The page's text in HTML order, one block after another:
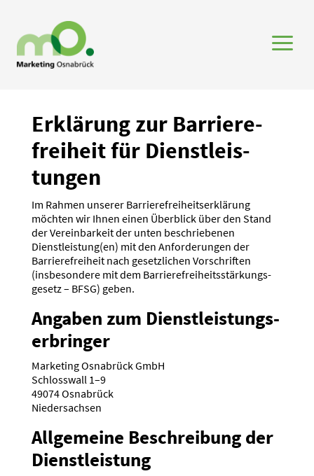
a
Erklärung zur Barrie­re­
freiheit für Dienst­leis­
tungen
Im Rahmen unserer Barrie­re­frei­heits­er­klärung
möchten wir Ihnen einen Überblick über den Stand
der Verein­barkeit der unten beschrie­benen
Dienstleistung(en) mit den Anfor­de­rungen der
Barrie­re­freiheit nach gesetz­lichen Vorschriften
(insbe­sondere mit dem Barrie­re­frei­heits­stär­kungs­
gesetz – BFSG) geben.
Angaben zum Dienst­leis­tungs­
er­bringer
Marketing Osnabrück GmbH
Schlosswall 1–9
49074 Osnabrück
Nieder­sachsen
Allge­meine Beschreibung der
Dienst­leistung